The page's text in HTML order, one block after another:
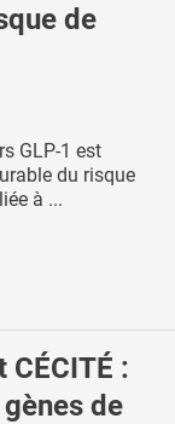
de
GLP-1 est
du risque
à ...
CÉCITÉ :
de